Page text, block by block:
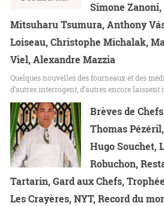
Simone
Mitsuharu Tsumura, Anthony
Loiseau, Christophe Michalak,
Viel, Alexandre Mazzia
Quelques nouvelles des fourneaux et des
d’autres interrogent, d’autres encore
Brèves de
Thomas
Hugo Souchet,
Robuchon,
Tartarin, Gard aux Chefs,
Les Crayères, NYT, Record du